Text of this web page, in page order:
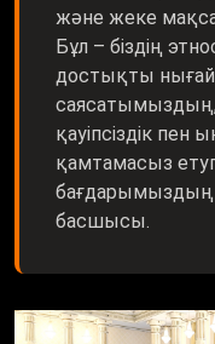
Бұл – біздің
достықты
саясатымыздың,
қауіпсіздік
қамтамасыз
бағдарымыздың
басшысы.